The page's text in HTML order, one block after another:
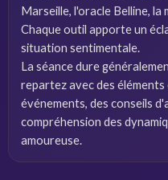
Marseille, l'oracle Belline,
Chaque outil apporte un
situation sentimentale.
La séance dure
repartez avec des
événements, des conseils
compréhension des
amoureuse.